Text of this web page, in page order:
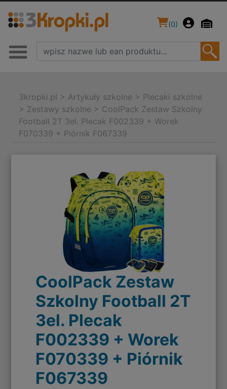
(0)
3kropki.pl > Artykuły szkolne > Plecaki szkolne
> Zestawy szkolne > CoolPack Zestaw Szkolny
Football 2T 3el. Plecak F002339 + Worek
F070339 + Piórnik F067339
CoolPack Zestaw
Szkolny Football 2T
3el. Plecak
F002339 + Worek
F070339 + Piórnik
F067339